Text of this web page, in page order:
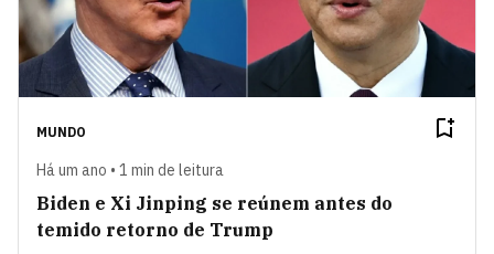
MUNDO
Há um ano • 1 min de leitura
Biden e Xi Jinping se reúnem antes do
temido retorno de Trump